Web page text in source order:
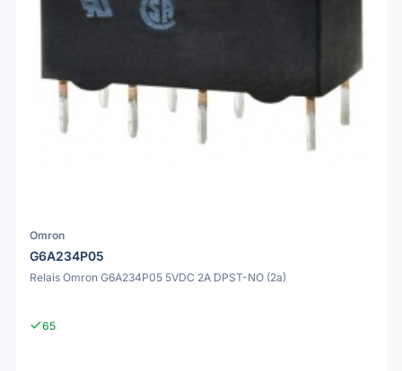
Omron
G6A234P05
Relais Omron G6A234P05 5VDC 2A DPST-NO (2a)
65